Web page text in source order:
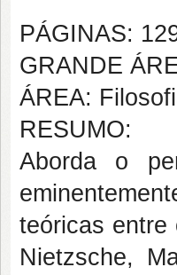
PÁGINAS:
GRANDE
ÁREA:
RESUMO:
Aborda o
teóricas entre
Nietzsche,